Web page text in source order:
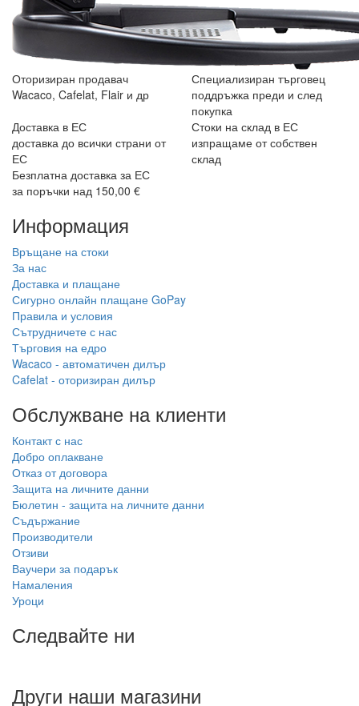
Оторизиран продавач
Wacaco, Cafelat, Flair и др
Специализиран търговец
поддръжка преди и след
покупка
Доставка в ЕС
доставка до всички страни от
ЕС
Стоки на склад в ЕС
изпращаме от собствен
склад
Безплатна доставка за ЕС
за поръчки над 150,00 €
Информация
Връщане на стоки
За нас
Доставка и плащане
Сигурно онлайн плащане GoPay
Правила и условия
Сътрудничете с нас
Търговия на едро
Wacaco - автоматичен дилър
Cafelat - оторизиран дилър
Обслужване на клиенти
Контакт с нас
Добро оплакване
Отказ от договора
Защита на личните данни
Бюлетин - защита на личните данни
Съдържание
Производители
Отзиви
Ваучери за подарък
Намаления
Уроци
Следвайте ни
Други наши магазини